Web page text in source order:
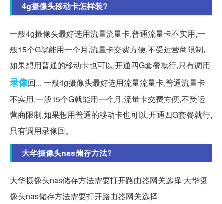
4g摄像头移动卡怎样装?
一般4g摄像头最好选用流量流量卡,普通流量卡不实用,一
般15个G就能用一个月,流量卡交费方便,不受运营商限制,
如果想用普通的移动卡也可以,开通四G套餐就行,只有调用
录像回... 一般4g摄像头最好选用流量流量卡,普通流量卡
不实用,一般15个G就能用一个月,流量卡交费方便,不受运
营商限制,如果想用普通的移动卡也可以,开通四G套餐就行,
只有调用录像回。
大华摄像头nas储存方法?
大华摄像头nas储存方法需要打开路由器网关选择 大华摄
像头nas储存方法需要打开路由器网关选择